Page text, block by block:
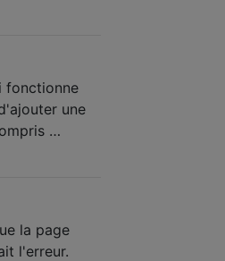
fonctionne
une
…
la page
l'erreur.